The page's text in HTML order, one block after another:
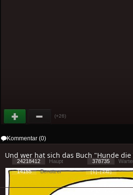
(+26)
Kommentar (0)
Und wer hat sich das Buch "Hunde
24218412 Haupt 378735
14155
Benutzer [ 1 ] - ( 2.43 )